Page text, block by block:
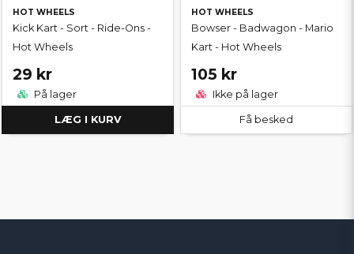
HOT WHEELS
Kick Kart - Sort - Ride-Ons -
Hot Wheels
29 kr
På lager
LÆG I KURV
HOT WHEELS
Bowser - Badwagon - Mario
Kart - Hot Wheels
105 kr
Ikke på lager
Få besked